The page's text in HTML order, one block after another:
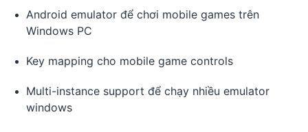
Android emulator để chơi mobile games trên
Windows PC
Key mapping cho mobile game controls
Multi-instance support để chạy nhiều emulator
windows